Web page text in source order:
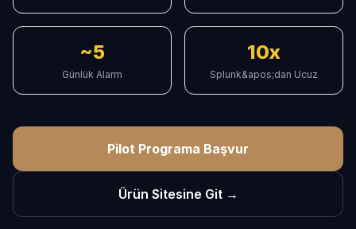
~5
Günlük Alarm
10x
Splunk&apos;dan Ucuz
Pilot Programa Başvur
Ürün Sitesine Git →